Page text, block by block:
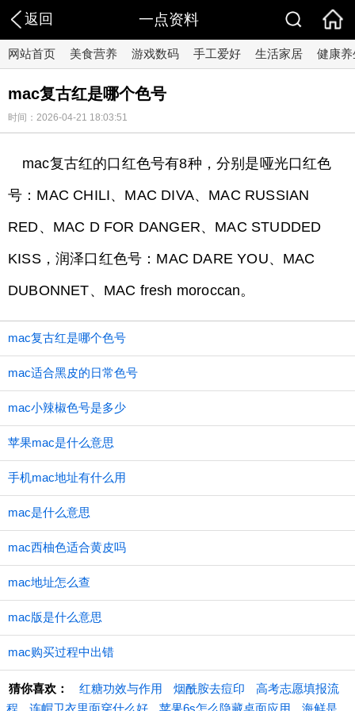
返回 一点资料
网站首页 美食营养 游戏数码 手工爱好 生活家居 健康养
mac复古红是哪个色号
时间：2026-04-21 18:03:51
mac复古红的口红色号有8种，分别是哑光口红色
号：MAC CHILI、MAC DIVA、MAC RUSSIAN
RED、MAC D FOR DANGER、MAC STUDDED
KISS，润泽口红色号：MAC DARE YOU、MAC
DUBONNET、MAC fresh moroccan。
mac复古红是哪个色号
mac适合黑皮的日常色号
mac小辣椒色号是多少
苹果mac是什么意思
手机mac地址有什么用
mac是什么意思
mac西柚色适合黄皮吗
mac地址怎么查
mac版是什么意思
mac购买过程中出错
猜你喜欢： 红糖功效与作用 烟酰胺去痘印
高考志愿填报流
程
连帽卫衣里面穿什么好 苹果6s怎么隐藏桌面应用 海鲜是